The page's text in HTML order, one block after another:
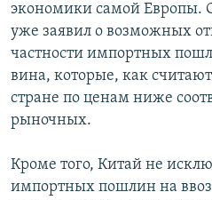
экономики самой Европы.
уже заявил о возможных
частности импортных
вина, которые, как
стране по ценам ниже
рыночных.
Кроме того, Китай не
импортных пошлин на